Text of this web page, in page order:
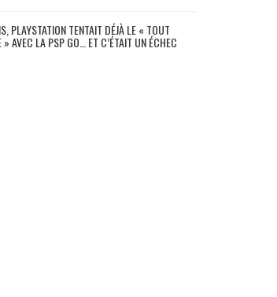
PLAYSTATION TENTAIT DÉJÀ LE « TOUT
» AVEC LA PSP GO… ET C’ÉTAIT UN ÉCHEC